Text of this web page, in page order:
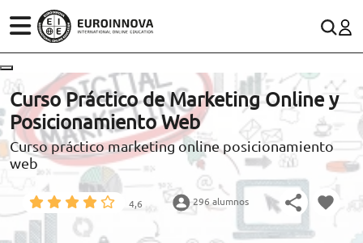
ÁREAS
ESTUDIOS
CONOCE EUROINNOVA
BECAS Y FINANCIACIÓN
CONTACTO ES
(+34)958 050 200(gratuito en España)
900 831 200
formacion@euroinnova.com
TRABAJA CON NOSOTROS
Curso Práctico de Marketing Online y
Posicionamiento Web
Curso práctico marketing online posicionamiento
web
4,6 296 alumnos